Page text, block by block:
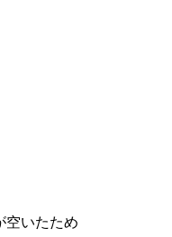
空いたため